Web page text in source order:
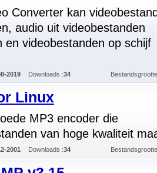
Converter kan
audio uit videobestanden
en videobestanden op schijf
2019 Downloads :34
Linux
MP3 encoder die
van hoge kwaliteit
2001 Downloads :34